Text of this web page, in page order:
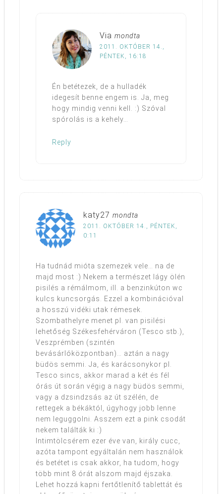
Via mondta
2011. OKTÓBER 14.,
PÉNTEK, 16:18
Én betétezek, de a hulladék
idegesít benne engem is. Ja, meg
hogy mindig venni kell. :) Szóval
spórolás is a kehely…
Reply
katy27 mondta
2011. OKTÓBER 14., PÉNTEK,
0:11
Ha tudnád mióta szemezek vele… na de
majd most :) Nekem a természet lágy ölén
pisilés a rémálmom, ill. a benzinkúton wc
kulcs kuncsorgás. Ezzel a kombinációval
a hosszú vidéki utak rémesek.
Szombathelyre menet pl. van pisilési
lehetőség Székesfehérváron (Tesco stb.),
Veszprémben (szintén
bevásárlóközpontban)… aztán a nagy
büdös semmi. Ja, és karácsonykor pl.
Tesco sincs, akkor marad a két és fél
órás út során végig a nagy büdös semmi,
vagy a dzsindzsás az út szélén, de
rettegek a békáktól, úgyhogy jobb lenne
nem leguggolni. Asszem ezt a pink csodát
nekem találták ki :)
Intimtölcsérem ezer éve van, király cucc,
azóta tampont egyáltalán nem használok
és betétet is csak akkor, ha tudom, hogy
több mint 8 órát alszom majd éjszaka.
Lehet hozzá kapni fertőtlenítő tablettát és